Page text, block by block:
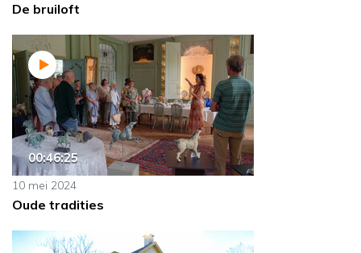
De bruiloft
00:46:25
10 mei 2024
Oude tradities